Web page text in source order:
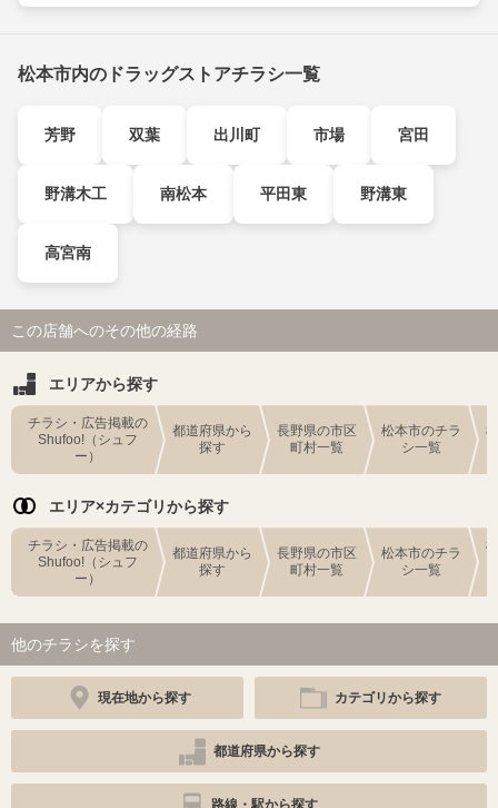
松本市内のドラッグストアチラシ一覧
芳野 双葉 出川町 市場 宮田
野溝木工 南松本 平田東 野溝東
高宮南
この店舗へのその他の経路
エリアから探す
チラシ・広告掲載の
Shufoo!（シュフ
ー）
都道府県から
探す
長野県の市区
町村一覧
松本市のチラ
シ一覧
エリア×カテゴリから探す
チラシ・広告掲載の
Shufoo!（シュフ
ー）
都道府県から
探す
長野県の市区
町村一覧
松本市のチラ
シ一覧
他のチラシを探す
現在地から探す カテゴリから探す
都道府県から探す
路線・駅から探す